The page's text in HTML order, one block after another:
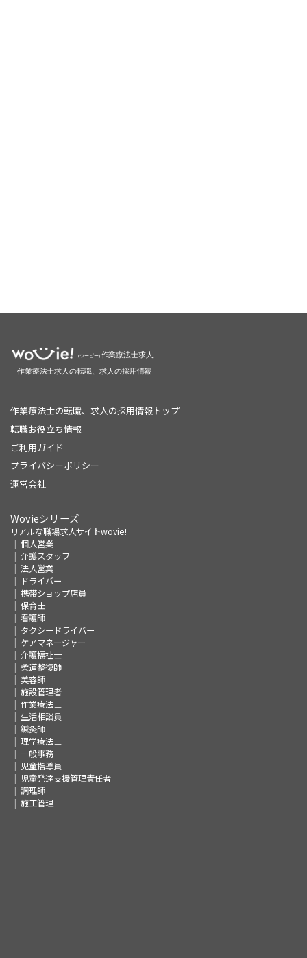
作業療法士の転職、求人の採用情報トップ
転職お役立ち情報
ご利用ガイド
プライバシーポリシー
運営会社
Wovieシリーズ
リアルな職場求人サイトwovie!
個人営業
介護スタッフ
法人営業
ドライバー
携帯ショップ店員
保育士
看護師
タクシードライバー
ケアマネージャー
介護福祉士
柔道整復師
美容師
施設管理者
作業療法士
生活相談員
鍼灸師
理学療法士
一般事務
児童指導員
児童発達支援管理責任者
調理師
施工管理